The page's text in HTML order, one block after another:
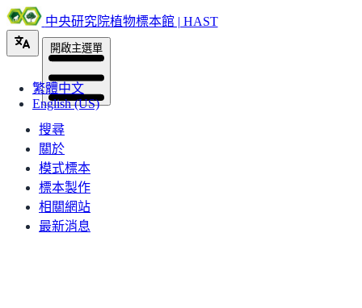
中央研究院植物標本館 | HAST
繁體中文
English (US)
開啟主選單
搜尋
關於
模式標本
標本製作
相關網站
最新消息